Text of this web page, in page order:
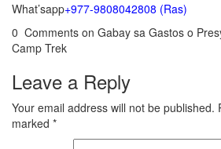
What’sapp+977-9808042808 (Ras)
0 Comments on Gabay sa Gastos o
Camp Trek
Leave a Reply
Your email address will not be published.
marked *